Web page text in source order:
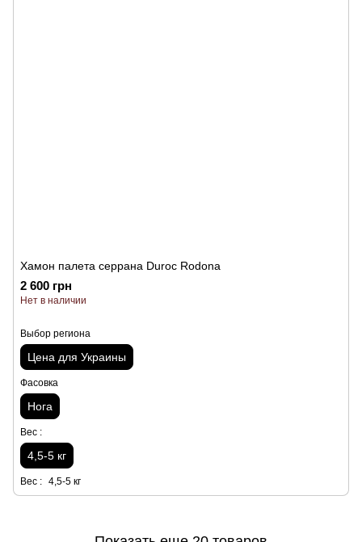
Хамон палета серрана Duroc Rodona
2 600 грн
Нет в наличии
Выбор региона
Цена для Украины
Фасовка
Нога
Вес :
4,5-5 кг
Вес : 4,5-5 кг